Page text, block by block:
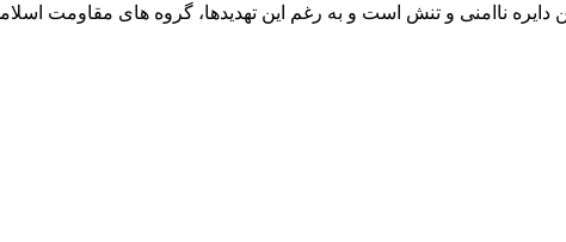
ناامنی و تنش است و به رغم این تهدیدها، گروه های مقاومت